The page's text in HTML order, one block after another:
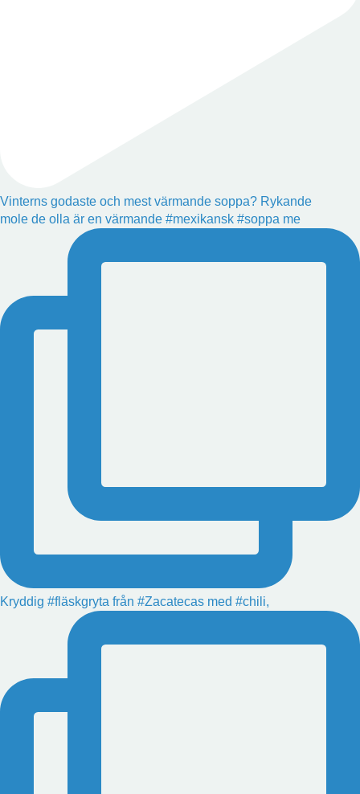
Vinterns godaste och mest värmande soppa? Rykande
mole de olla är en värmande #mexikansk #soppa me
Kryddig #fläskgryta från #Zacatecas med #chili,